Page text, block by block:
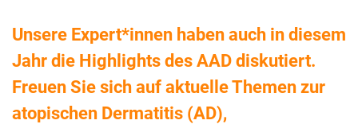
Unsere Expert*innen haben auch in diesem
Jahr die Highlights des AAD diskutiert.
Freuen Sie sich auf aktuelle Themen zur
atopischen Dermatitis (AD),